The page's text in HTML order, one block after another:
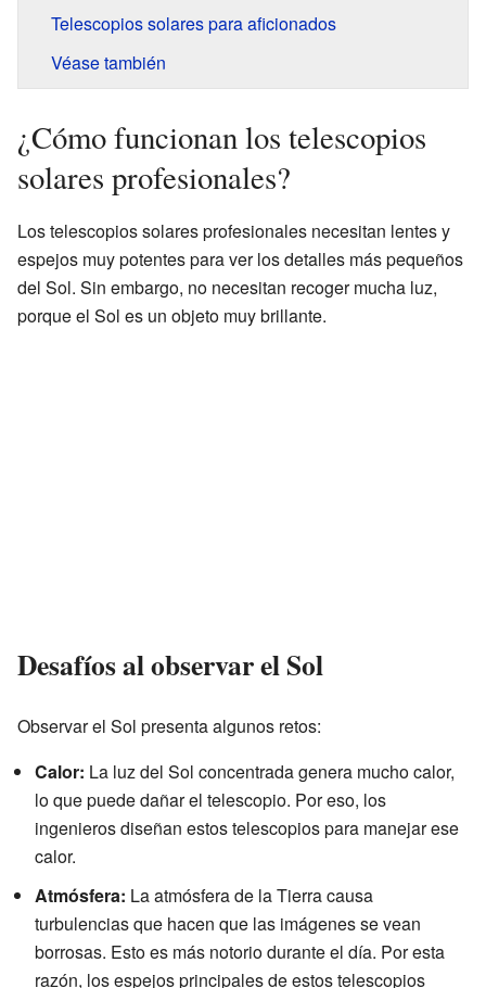
Telescopios solares para aficionados
Véase también
¿Cómo funcionan los telescopios
solares profesionales?
Los telescopios solares profesionales necesitan lentes y
espejos muy potentes para ver los detalles más pequeños
del Sol. Sin embargo, no necesitan recoger mucha luz,
porque el Sol es un objeto muy brillante.
Desafíos al observar el Sol
Observar el Sol presenta algunos retos:
Calor: La luz del Sol concentrada genera mucho calor,
lo que puede dañar el telescopio. Por eso, los
ingenieros diseñan estos telescopios para manejar ese
calor.
Atmósfera: La atmósfera de la Tierra causa
turbulencias que hacen que las imágenes se vean
borrosas. Esto es más notorio durante el día. Por esta
razón, los espejos principales de estos telescopios